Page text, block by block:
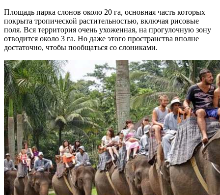
Площадь парка слонов около 20 га, основная часть которых
покрыта тропической растительностью, включая рисовые
поля. Вся территория очень ухоженная, на прогулочную зону
отводится около 3 га. Но даже этого пространства вполне
достаточно, чтобы пообщаться со слониками.